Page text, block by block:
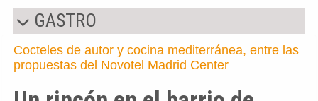
GASTRO
Cocteles de autor y cocina mediterránea, entre las
propuestas del Novotel Madrid Center